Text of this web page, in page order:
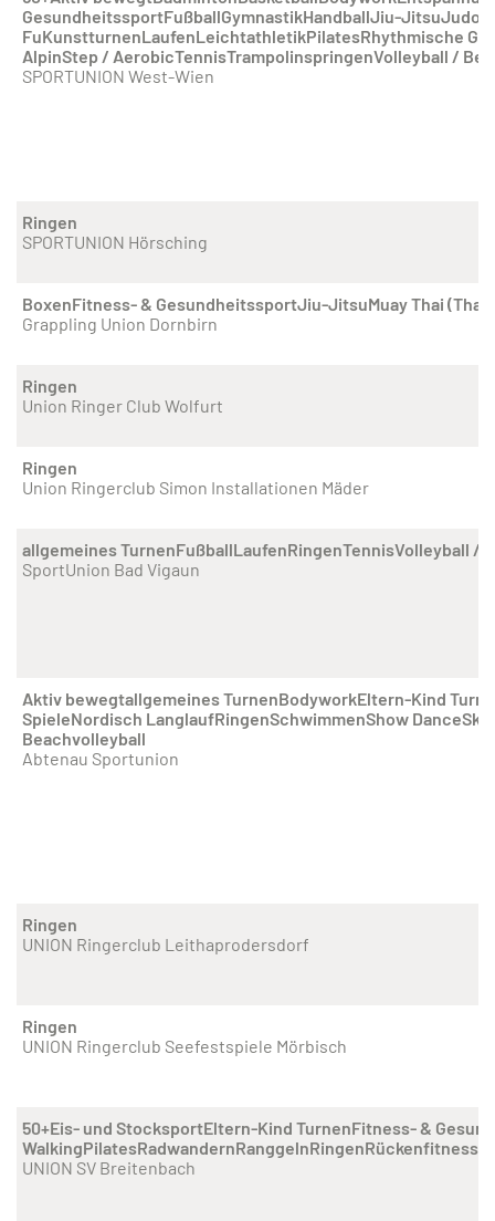
GesundheitssportFußballGymnastikHandballJiu-JitsuJudo
FuKunstturnenLaufenLeichtathletikPilatesRhythmische
AlpinStep / AerobicTennisTrampolinspringenVolleyball /
SPORTUNION West-Wien
Ringen
SPORTUNION Hörsching
BoxenFitness- & GesundheitssportJiu-JitsuMuay Thai (Thai
Grappling Union Dornbirn
Ringen
Union Ringer Club Wolfurt
Ringen
Union Ringerclub Simon Installationen Mäder
allgemeines TurnenFußballLaufenRingenTennisVolleyball /
SportUnion Bad Vigaun
Aktiv bewegtallgemeines TurnenBodyworkEltern-Kind
SpieleNordisch LanglaufRingenSchwimmenShow DanceSki
Beachvolleyball
Abtenau Sportunion
Ringen
UNION Ringerclub Leithaprodersdorf
Ringen
UNION Ringerclub Seefestspiele Mörbisch
50+Eis- und StocksportEltern-Kind TurnenFitness- &
WalkingPilatesRadwandernRanggelnRingenRückenfitness
UNION SV Breitenbach